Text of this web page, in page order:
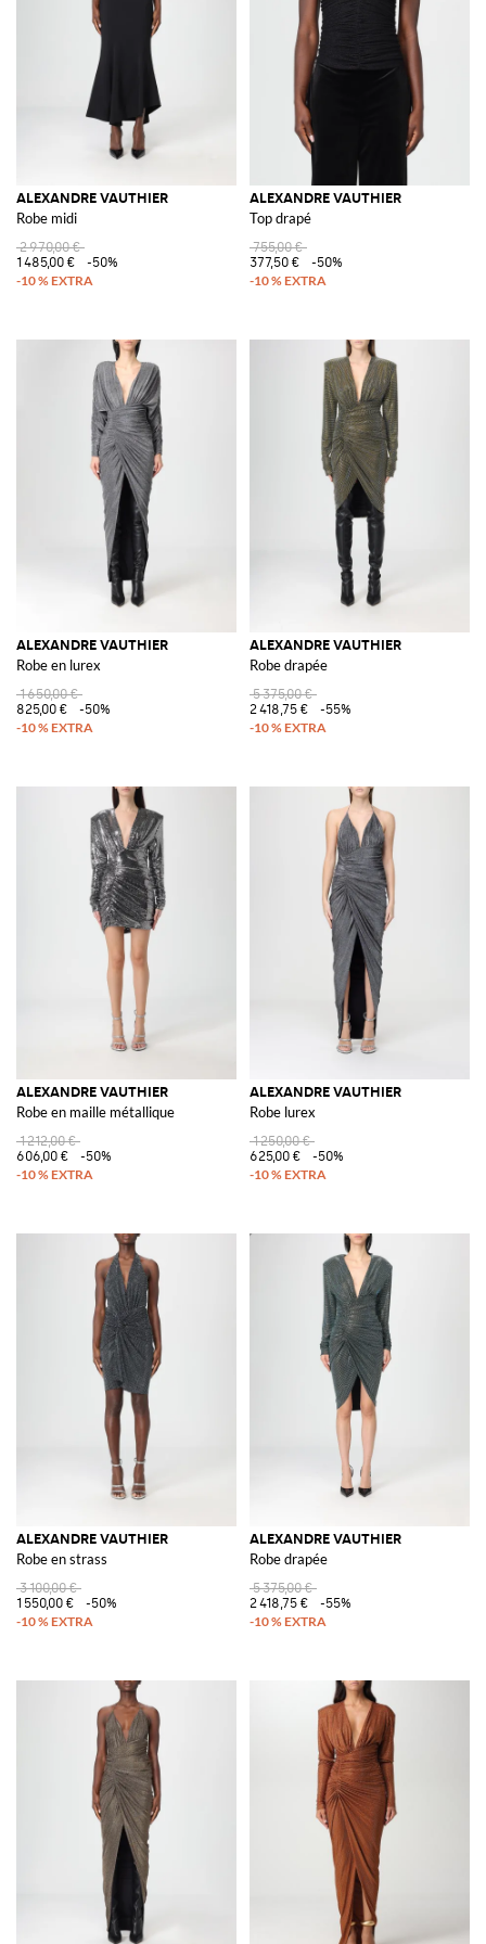
ALEXANDRE VAUTHIER
Robe midi
2 970,00 €
1 485,00 €
-50%
ALEXANDRE VAUTHIER
Top drapé
755,00 €
377,50 €
-50%
ALEXANDRE VAUTHIER
Robe en lurex
1 650,00 €
825,00 €
-50%
ALEXANDRE VAUTHIER
Robe drapée
5 375,00 €
2 418,75 €
-55%
ALEXANDRE VAUTHIER
Robe en maille métallique
1 212,00 €
606,00 €
-50%
ALEXANDRE VAUTHIER
Robe lurex
1 250,00 €
625,00 €
-50%
ALEXANDRE VAUTHIER
Robe en strass
3 100,00 €
1 550,00 €
-50%
ALEXANDRE VAUTHIER
Robe drapée
5 375,00 €
2 418,75 €
-55%